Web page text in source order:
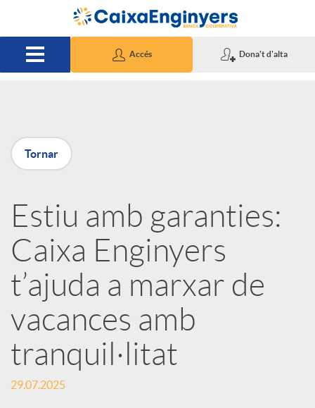
Salta al contingut principal
Accés Dona't d'alta
P
u
b
l
i
c
Tornar
Estiu amb garanties:
Caixa Enginyers
t’ajuda a marxar de
vacances amb
tranquil·litat
29.07.2025